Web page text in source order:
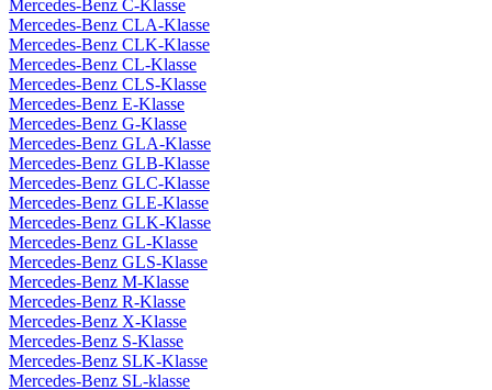
Mercedes-Benz C-Klasse
Mercedes-Benz CLA-Klasse
Mercedes-Benz CLK-Klasse
Mercedes-Benz CL-Klasse
Mercedes-Benz CLS-Klasse
Mercedes-Benz E-Klasse
Mercedes-Benz G-Klasse
Mercedes-Benz GLA-Klasse
Mercedes-Benz GLB-Klasse
Mercedes-Benz GLC-Klasse
Mercedes-Benz GLE-Klasse
Mercedes-Benz GLK-Klasse
Mercedes-Benz GL-Klasse
Mercedes-Benz GLS-Klasse
Mercedes-Benz M-Klasse
Mercedes-Benz R-Klasse
Mercedes-Benz X-Klasse
Mercedes-Benz S-Klasse
Mercedes-Benz SLK-Klasse
Mercedes-Benz SL-klasse